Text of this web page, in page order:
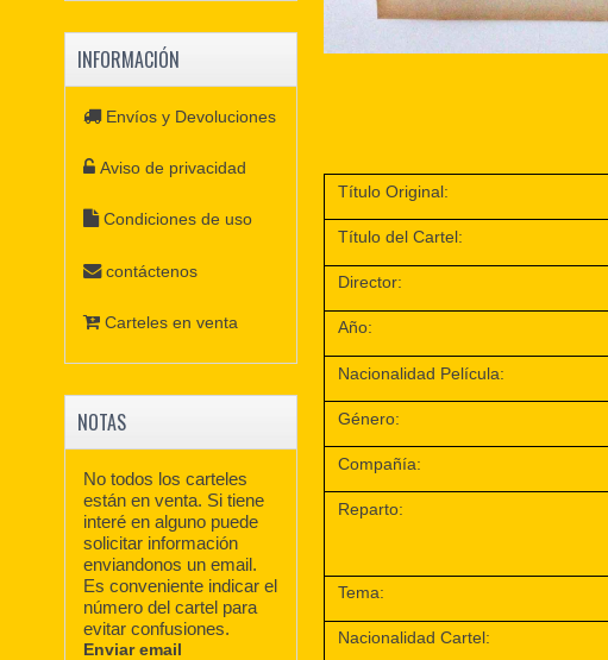
Título Original:
Título del Cartel:
Director:
Año:
Nacionalidad Película:
Género:
Compañía:
Reparto:
Tema:
Nacionalidad Cartel:
INFORMACIÓN
Envíos y Devoluciones
Aviso de privacidad
Condiciones de uso
contáctenos
Carteles en venta
NOTAS
No todos los carteles
están en venta. Si tiene
interé en alguno puede
solicitar información
enviandonos un email.
Es conveniente indicar el
número del cartel para
evitar confusiones.
Enviar email